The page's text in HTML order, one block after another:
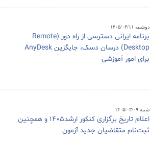
دوشنبه ۱۴۰۵/۰۳/۱۱
برنامه ایرانی دسترسی از راه دور (Remote
Desktop) درسان دسک، جایگزین AnyDesk
برای امور آموزشی
شنبه ۱۴۰۵/۰۳/۰۹
اعلام تاریخ برگزاری کنکور ارشد1405 و همچنین
ثبت‌نام متقاضیان جدید آزمون